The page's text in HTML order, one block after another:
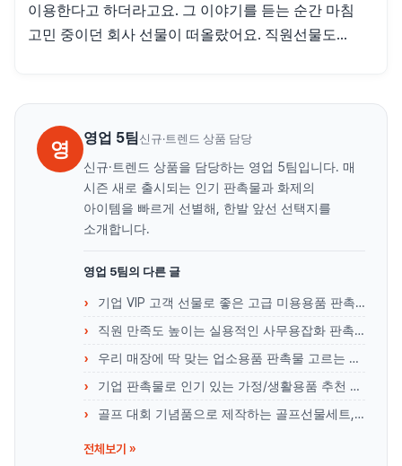
이용한다고 하더라고요. 그 이야기를 듣는 순간 마침
고민 중이던 회사 선물이 떠올랐어요. 직원선물도...
영 영업 5팀 신규·트렌드 상품 담당
신규·트렌드 상품을 담당하는 영업 5팀입니다. 매
시즌 새로 출시되는 인기 판촉물과 화제의
아이템을 빠르게 선별해, 한발 앞선 선택지를
소개합니다.
영업 5팀의 다른 글
기업 VIP 고객 선물로 좋은 고급 미용용품 판촉물 리스트
직원 만족도 높이는 실용적인 사무용잡화 판촉물 리스트
우리 매장에 딱 맞는 업소용품 판촉물 고르는 노하우
기업 판촉물로 인기 있는 가정/생활용품 추천 리스트
골프 대회 기념품으로 제작하는 골프선물세트, 뭐가 좋을까?
전체보기 »